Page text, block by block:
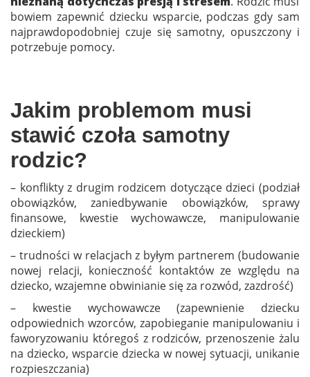
bowiem zapewnić dziecku wsparcie, podczas gdy sam
najprawdopodobniej czuje się samotny, opuszczony i
potrzebuje pomocy.
Jakim problemom musi
stawić czoła samotny
rodzic?
– konflikty z drugim rodzicem dotyczące dzieci (podział
obowiązków, zaniedbywanie obowiązków, sprawy
finansowe, kwestie wychowawcze, manipulowanie
dzieckiem)
– trudności w relacjach z byłym partnerem (budowanie
nowej relacji, konieczność kontaktów ze względu na
dziecko, wzajemne obwinianie się za rozwód, zazdrość)
– kwestie wychowawcze (zapewnienie dziecku
odpowiednich wzorców, zapobieganie manipulowaniu i
faworyzowaniu któregoś z rodziców, przenoszenie żalu
na dziecko, wsparcie dziecka w nowej sytuacji, unikanie
rozpieszczania)